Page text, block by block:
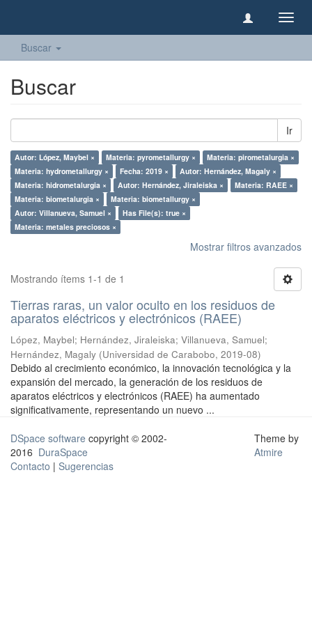
Buscar
Buscar
Ir
Autor: López, Maybel × Materia: pyrometallurgy ×
Materia: pirometalurgia ×
Materia: hydrometallurgy ×
Fecha: 2019 ×
Autor: Hernández, Magaly ×
Materia: hidrometalurgia ×
Autor: Hernández, Jiraleiska ×
Materia: RAEE ×
Materia: biometalurgia ×
Materia: biometallurgy ×
Autor: Villanueva, Samuel ×
Has File(s): true ×
Materia: metales preciosos ×
Mostrar filtros avanzados
Mostrando ítems 1-1 de 1
Tierras raras, un valor oculto en los residuos de
aparatos eléctricos y electrónicos (RAEE)
López, Maybel; Hernández, Jiraleiska; Villanueva, Samuel;
Hernández, Magaly (Universidad de Carabobo, 2019-08)
Debido al crecimiento económico, la innovación tecnológica y la
expansión del mercado, la generación de los residuos de
aparatos eléctricos y electrónicos (RAEE) ha aumentado
significativamente, representando un nuevo ...
DSpace software copyright © 2002-
2016 DuraSpace
Contacto | Sugerencias
Theme by
Atmire